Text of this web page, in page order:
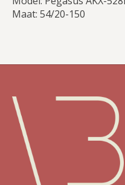
Maat: 54/20-150